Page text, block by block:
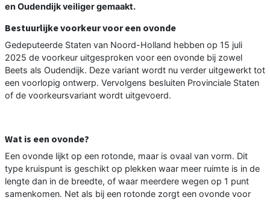
en Oudendijk veiliger gemaakt.
Bestuurlijke voorkeur voor een ovonde
Gedeputeerde Staten van Noord-Holland hebben op 15 juli
2025 de voorkeur uitgesproken voor een ovonde bij zowel
Beets als Oudendijk. Deze variant wordt nu verder uitgewerkt tot
een voorlopig ontwerp. Vervolgens besluiten Provinciale Staten
of de voorkeursvariant wordt uitgevoerd.
Wat is een ovonde?
Een ovonde lijkt op een rotonde, maar is ovaal van vorm. Dit
type kruispunt is geschikt op plekken waar meer ruimte is in de
lengte dan in de breedte, of waar meerdere wegen op 1 punt
samenkomen. Net als bij een rotonde zorgt een ovonde voor